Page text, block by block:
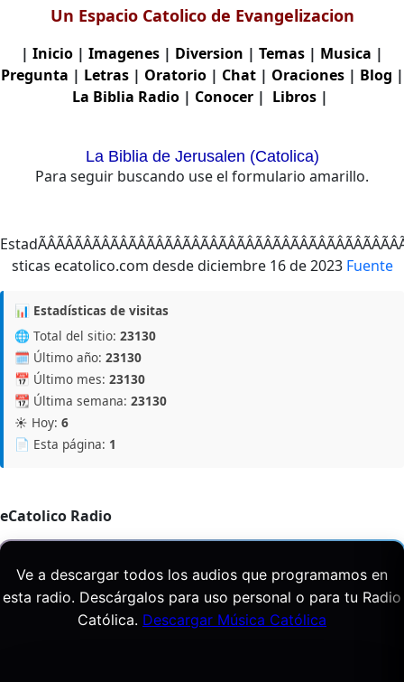
Un Espacio Catolico de Evangelizacion
| Inicio | Imagenes | Diversion | Temas | Musica |
Pregunta | Letras| Oratorio| Chat| Oraciones| Blog |
La Biblia Radio | Conocer | Libros |
La Biblia de Jerusalen (Catolica)
Para seguir buscando use el formulario amarillo.
Fuente
📊 Estadísticas de visitas
🌐 Total del sitio: 23130
🗓️ Último año: 23130
📅 Último mes: 23130
📆 Última semana: 23130
☀️ Hoy: 6
📄 Esta página: 1
eCatolico Radio